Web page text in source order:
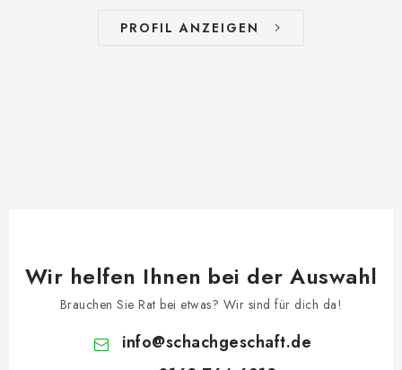
PROFIL ANZEIGEN
Wir helfen Ihnen bei der Auswahl
Brauchen Sie Rat bei etwas? Wir sind für dich da!
info@schachgeschaft.de